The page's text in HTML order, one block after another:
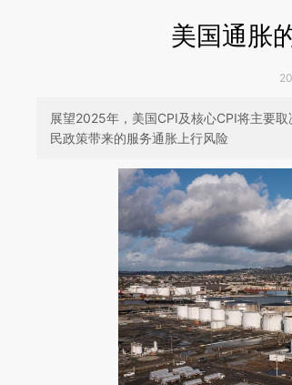
美国通胀
展望2025年，美国CPI及核心CPI将主要
民政策带来的服务通胀上行风险